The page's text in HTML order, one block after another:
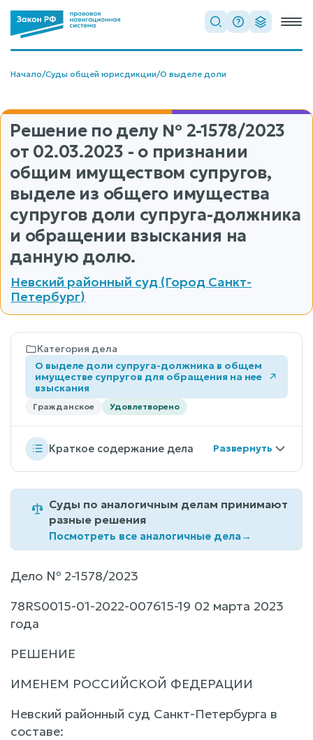
Начало/Суды общей юрисдикции/О выделе доли
Решение по делу № 2-1578/2023
от 02.03.2023 - о признании
общим имуществом супругов,
выделе из общего имущества
супругов доли супруга-должника
и обращении взыскания на
данную долю.
Невский районный суд (Город Санкт-
Петербург)
Категория дела
О выделе доли супруга-должника в общем
имуществе супругов для обращения на нее
взыскания
Гражданское Удовлетворено
Краткое содержание дела
Суды по аналогичным делам принимают
разные решения
Посмотреть все аналогичные дела→
Дело № 2-1578/2023
78RS0015-01-2022-007615-19 02 марта 2023
года
РЕШЕНИЕ
ИМЕНЕМ РОССИЙСКОЙ ФЕДЕРАЦИИ
Невский районный суд Санкт-Петербурга в
составе: